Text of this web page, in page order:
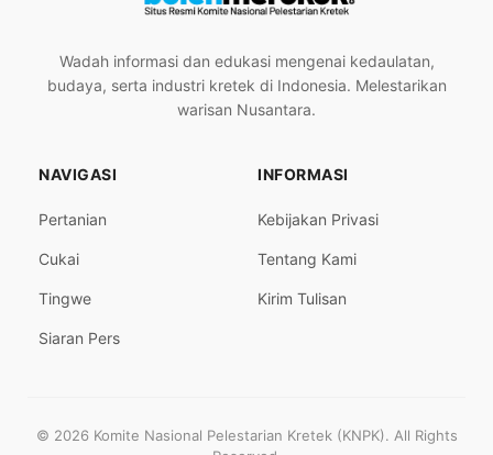
Wadah informasi dan edukasi mengenai kedaulatan,
budaya, serta industri kretek di Indonesia. Melestarikan
warisan Nusantara.
NAVIGASI
Pertanian
Cukai
Tingwe
Siaran Pers
INFORMASI
Kebijakan Privasi
Tentang Kami
Kirim Tulisan
© 2026 Komite Nasional Pelestarian Kretek (KNPK). All Rights